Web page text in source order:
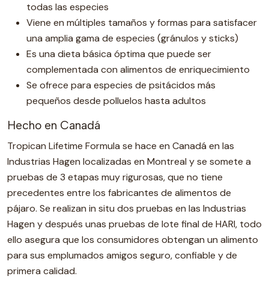
todas las especies
Viene en múltiples tamaños y formas para satisfacer
una amplia gama de especies (gránulos y sticks)
Es una dieta básica óptima que puede ser
complementada con alimentos de enriquecimiento
Se ofrece para especies de psitácidos más
pequeños desde polluelos hasta adultos
Hecho en Canadá
Tropican Lifetime Formula se hace en Canadá en las
Industrias Hagen localizadas en Montreal y se somete a
pruebas de 3 etapas muy rigurosas, que no tiene
precedentes entre los fabricantes de alimentos de
pájaro. Se realizan in situ dos pruebas en las Industrias
Hagen y después unas pruebas de lote final de HARI, todo
ello asegura que los consumidores obtengan un alimento
para sus emplumados amigos seguro, confiable y de
primera calidad.